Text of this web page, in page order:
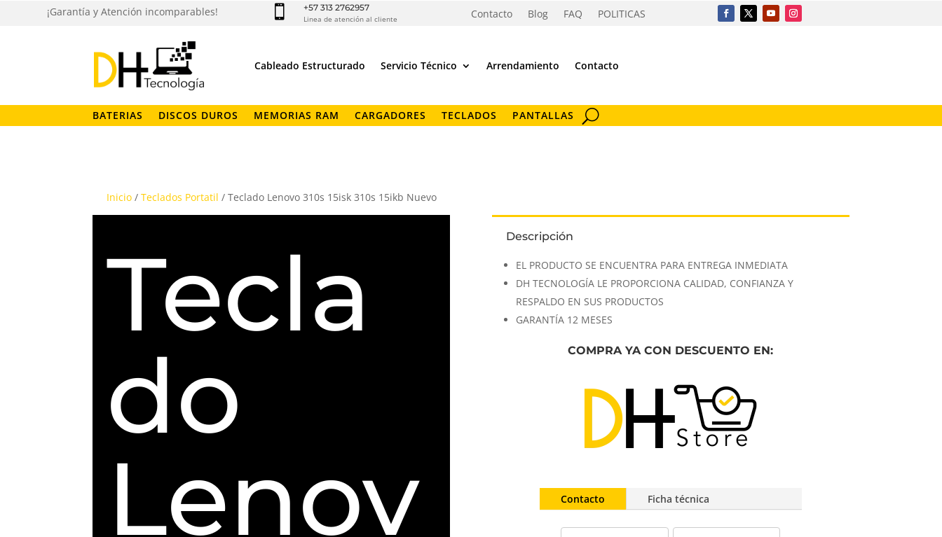
¡Garantía y Atención incomparables!  +57 313 2762957
Linea de atención al cliente Contacto Blog FAQ POLITICAS
Cableado Estructurado Servicio Técnico Arrendamiento Contacto
BATERIAS DISCOS DUROS MEMORIAS RAM CARGADORES TECLADOS PANTALLAS
Inicio / Teclados Portatil / Teclado Lenovo 310s 15isk 310s 15ikb Nuevo
Tecla
do
Lenov
Descripción
EL PRODUCTO SE ENCUENTRA PARA ENTREGA INMEDIATA
DH TECNOLOGÍA LE PROPORCIONA CALIDAD, CONFIANZA Y
RESPALDO EN SUS PRODUCTOS
GARANTÍA 12 MESES
COMPRA YA CON DESCUENTO EN:
Contacto Ficha técnica